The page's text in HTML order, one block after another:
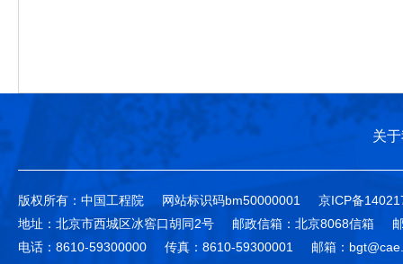
关
版权所有：中国工程院 网站标识码bm50000001
京ICP备
地址：北京市西城区冰窖口胡同2号
邮政信箱：北京8068信箱
电话：8610-59300000
传真：8610-59300001 邮箱：